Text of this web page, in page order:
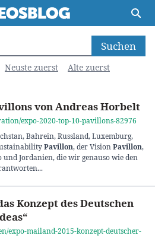
Inspiration
Neuste zuerst Alte zuerst
von Andreas Horbelt
expo-2020-top-10-pavillons-82976
Bahrein, Russland, Luxemburg,
Pavillon, der VisionPavillon,
Jordanien, die wir genauso wie den
Konzept des Deutschen
expo-mailand-2015-konzept-deutscher-